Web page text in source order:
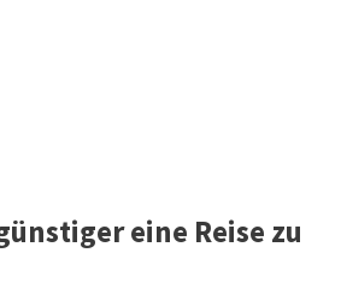
eine Reise zu